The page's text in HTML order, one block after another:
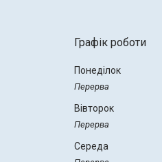
Графік роботи
Понеділок
Вівторок
Середа